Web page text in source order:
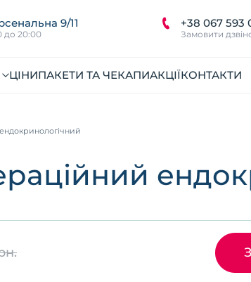
9/11
до 20:00
+38 067 593
Замовити
ЦІНИПАКЕТИ ТА ЧЕКАПИАКЦІЇКОНТАКТИ